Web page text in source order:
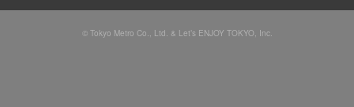
© Tokyo Metro Co., Ltd. & Let’s ENJOY TOKYO, Inc.